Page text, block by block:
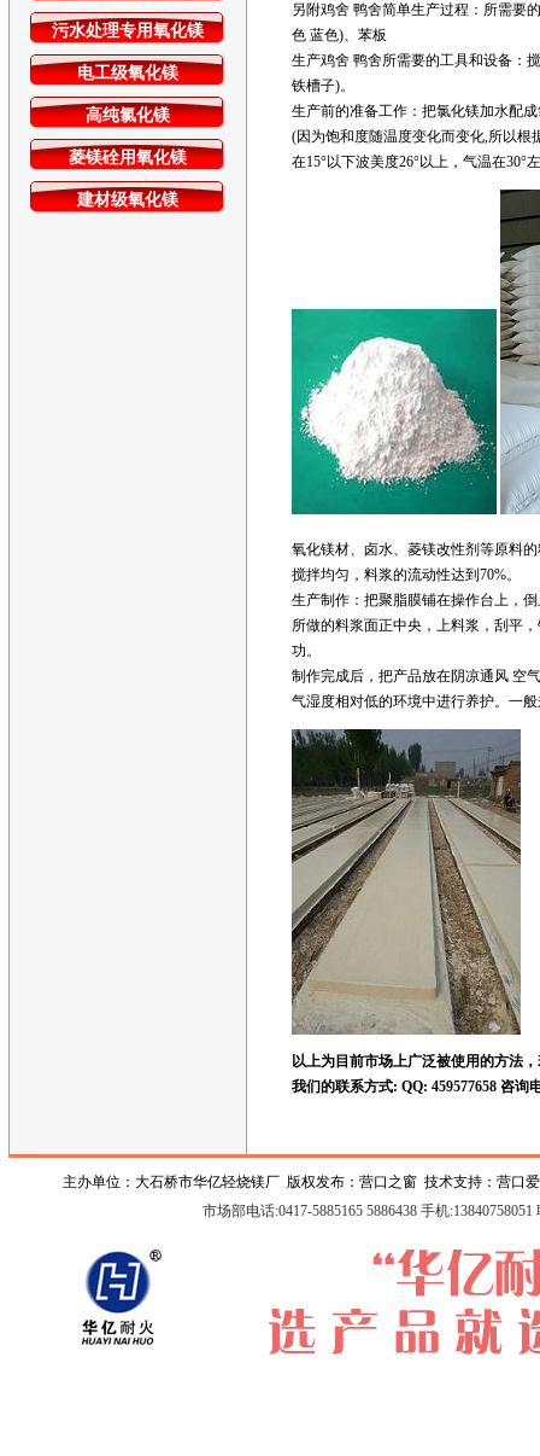
污水处理专用氧化镁
电工级氧化镁
高纯氯化镁
菱镁硂用氧化镁
建材级氧化镁
另附鸡舍 鸭舍简单生产过程：所需要
色 蓝色)、苯板
生产鸡舍 鸭舍所需要的工具和设备：
铁槽子)。
生产前的准备工作：把氯化镁加水配
(因为饱和度随温度变化而变化,所以根
在15°以下波美度26°以上，气温在30°
氧化镁材、卤水、菱镁改性剂等原料
搅拌均匀，料浆的流动性达到70%。
生产制作：把聚脂膜铺在操作台上，
所做的料浆面正中央，上料浆，刮平
功。
制作完成后，把产品放在阴凉通风 空
气湿度相对低的环境中进行养护。一
以上为目前市场上广泛被使用的方法
我们的联系方式: QQ: 459577658 咨询
主办单位：大石桥市华亿轻烧镁厂 版权发布： 营口之窗 技术支持： 营口
市场部电话:0417-5885165 5886438 手机